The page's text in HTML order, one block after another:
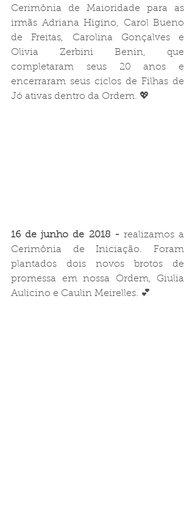
Cerimônia de Maioridade para as
irmãs Adriana Higino, Carol Bueno
de Freitas, Carolina Gonçalves e
Olivia Zerbini Benin, que
completaram seus 20 anos e
encerraram seus ciclos de Filhas de
Jó ativas dentro da Ordem. 💖
16 de junho de 2018 - realizamos a
Cerimônia de Iniciação. Foram
plantados dois novos brotos de
promessa em nossa Ordem, Giulia
Aulicino e Caulin Meirelles. 💕